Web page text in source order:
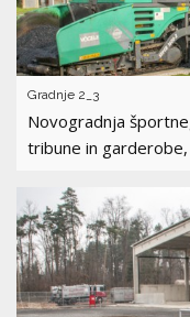
Gradnje 2_3
Novogradnja
tribune in